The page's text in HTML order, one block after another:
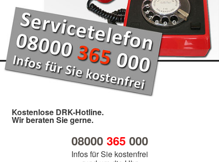
Kostenlose DRK-Hotline.
Wir beraten Sie gerne.
08000 365000
Infos für Sie kostenfrei